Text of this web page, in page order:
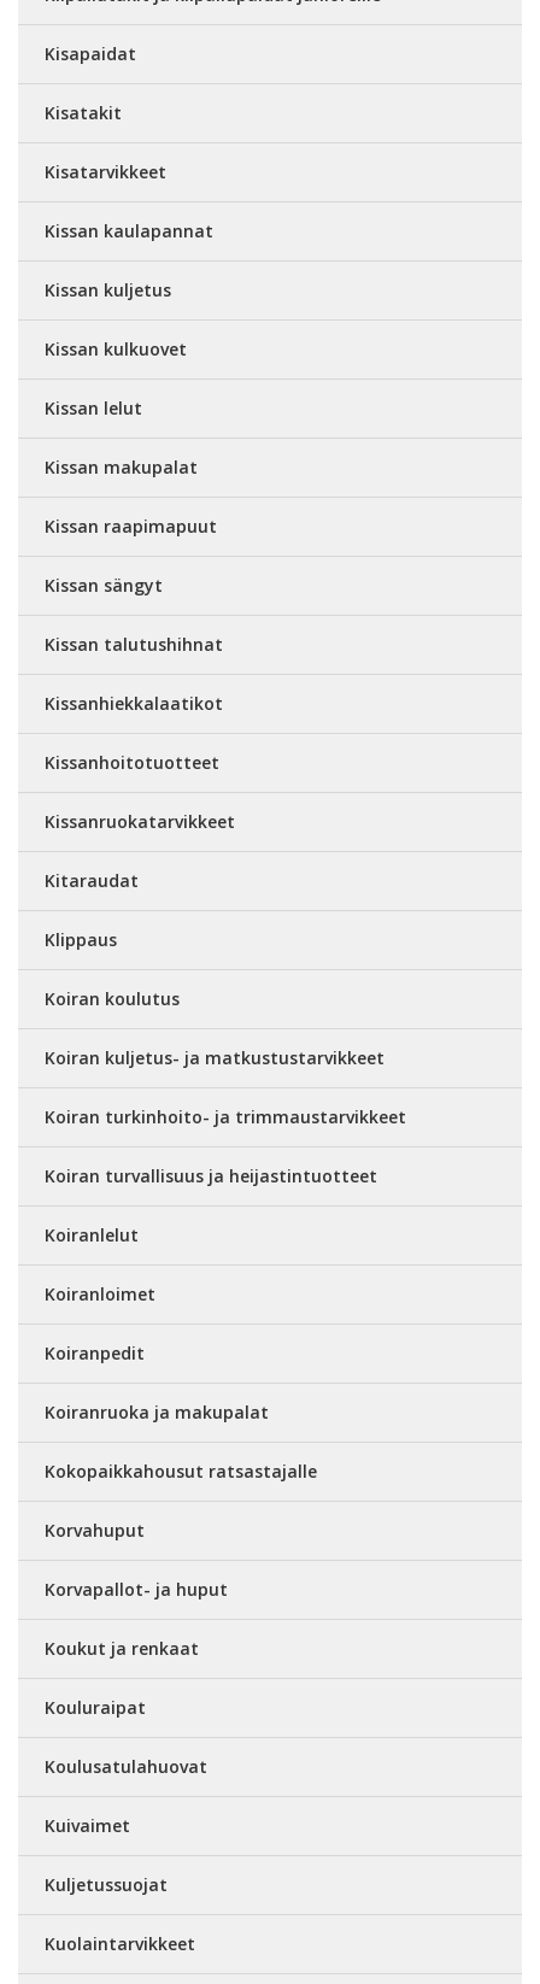
Kisapaidat
Kisatakit
Kisatarvikkeet
Kissan kaulapannat
Kissan kuljetus
Kissan kulkuovet
Kissan lelut
Kissan makupalat
Kissan raapimapuut
Kissan sängyt
Kissan talutushihnat
Kissanhiekkalaatikot
Kissanhoitotuotteet
Kissanruokatarvikkeet
Kitaraudat
Klippaus
Koiran koulutus
Koiran kuljetus- ja matkustustarvikkeet
Koiran turkinhoito- ja trimmaustarvikkeet
Koiran turvallisuus ja heijastintuotteet
Koiranlelut
Koiranloimet
Koiranpedit
Koiranruoka ja makupalat
Kokopaikkahousut ratsastajalle
Korvahuput
Korvapallot- ja huput
Koukut ja renkaat
Kouluraipat
Koulusatulahuovat
Kuivaimet
Kuljetussuojat
Kuolaintarvikkeet